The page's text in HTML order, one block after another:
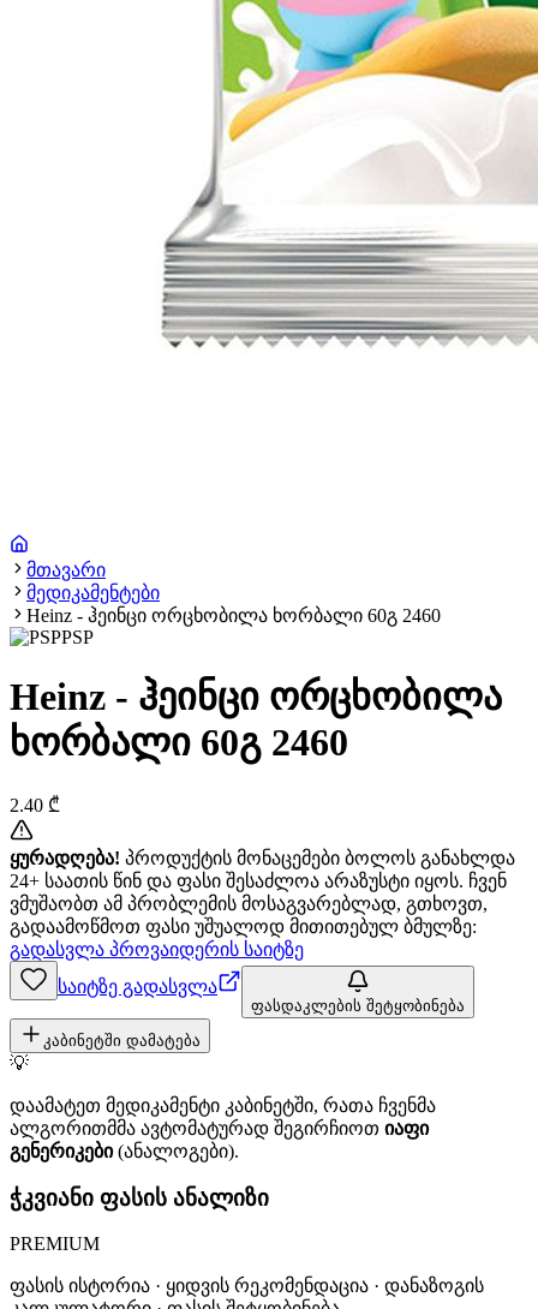
მთავარი
მედიკამენტები
Heinz - ჰეინცი ორცხობილა ხორბალი 60გ 2460
PSP
Heinz - ჰეინცი ორცხობილა
ხორბალი 60გ 2460
2.40 ₾
ყურადღება! პროდუქტის მონაცემები ბოლოს განახლდა
24+ საათის წინ და ფასი შესაძლოა არაზუსტი იყოს. ჩვენ
ვმუშაობთ ამ პრობლემის მოსაგვარებლად, გთხოვთ,
გადაამოწმოთ ფასი უშუალოდ მითითებულ ბმულზე:
გადასვლა პროვაიდერის საიტზე
საიტზე გადასვლა
ფასდაკლების შეტყობინება
კაბინეტში დამატება
💡
დაამატეთ მედიკამენტი კაბინეტში, რათა ჩვენმა
ალგორითმმა ავტომატურად შეგირჩიოთ იაფი
გენერიკები(ანალოგები).
ჭკვიანი ფასის ანალიზი
PREMIUM
ფასის ისტორია · ყიდვის რეკომენდაცია · დანაზოგის